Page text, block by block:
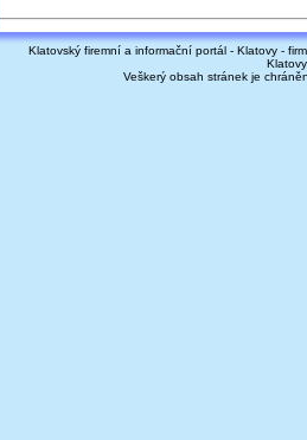
Klatovský firemní a informační portál - Klatovy -
Veškerý obsah stránek je